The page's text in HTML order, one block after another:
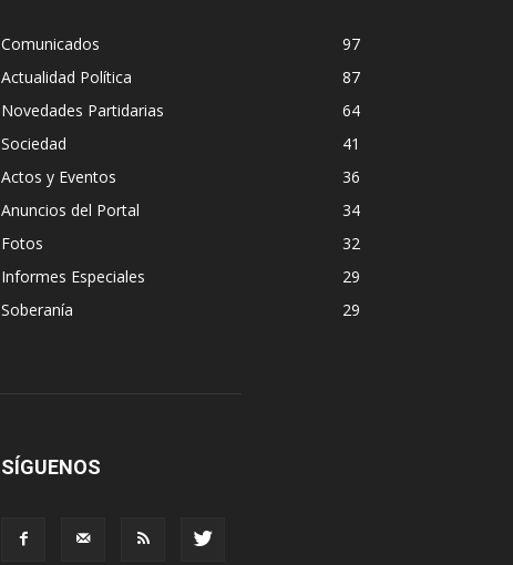
Comunicados
97
Actualidad Política
87
Novedades Partidarias
64
Sociedad
41
Actos y Eventos
36
Anuncios del Portal
34
Fotos
32
Informes Especiales
29
Soberanía
29
SÍGUENOS